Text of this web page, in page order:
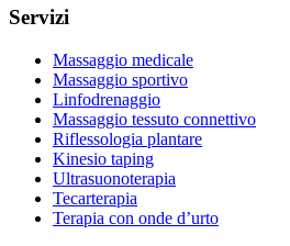
Servizi
Massaggio medicale
Massaggio sportivo
Linfodrenaggio
Massaggio tessuto connettivo
Riflessologia plantare
Kinesio taping
Ultrasuonoterapia
Tecarterapia
Terapia con onde d’urto